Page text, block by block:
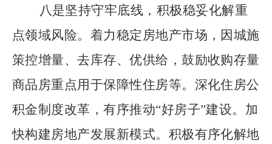
八是坚持守牢底线，积极稳妥化解重
点领域风险。着力稳定房地产市场，因城施
策控增量、去库存、优供给，鼓励收购存量
商品房重点用于保障性住房等。深化住房公
积金制度改革，有序推动“好房子”建设。加
快构建房地产发展新模式。积极有序化解地